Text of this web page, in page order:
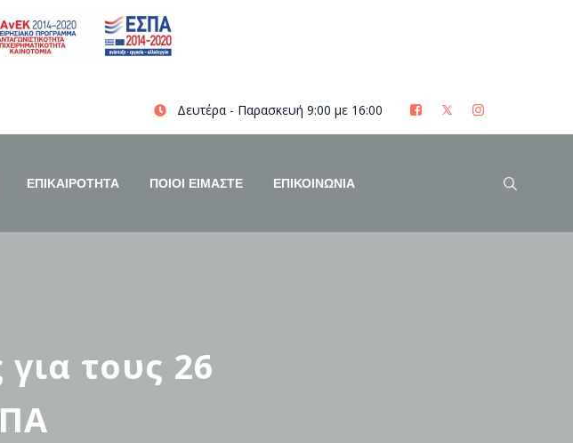
Δευτέρα - Παρασκευή 9:00 με 16:00
ΕΠΙΚΑΙΡΟΤΗΤΑ ΠΟΙΟΊ ΕΊΜΑΣΤΕ ΕΠΙΚΟΙΝΩΝΙΑ
τους 26